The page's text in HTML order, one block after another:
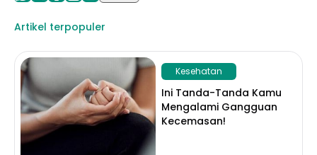
Artikel terpopuler
Kesehatan
Ini Tanda-Tanda Kamu
Mengalami Gangguan
Kecemasan!